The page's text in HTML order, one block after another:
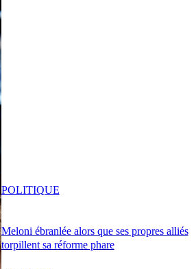
Meloni ébranlée alors que ses propres alliés
torpillent sa réforme phare
POLITIQUE